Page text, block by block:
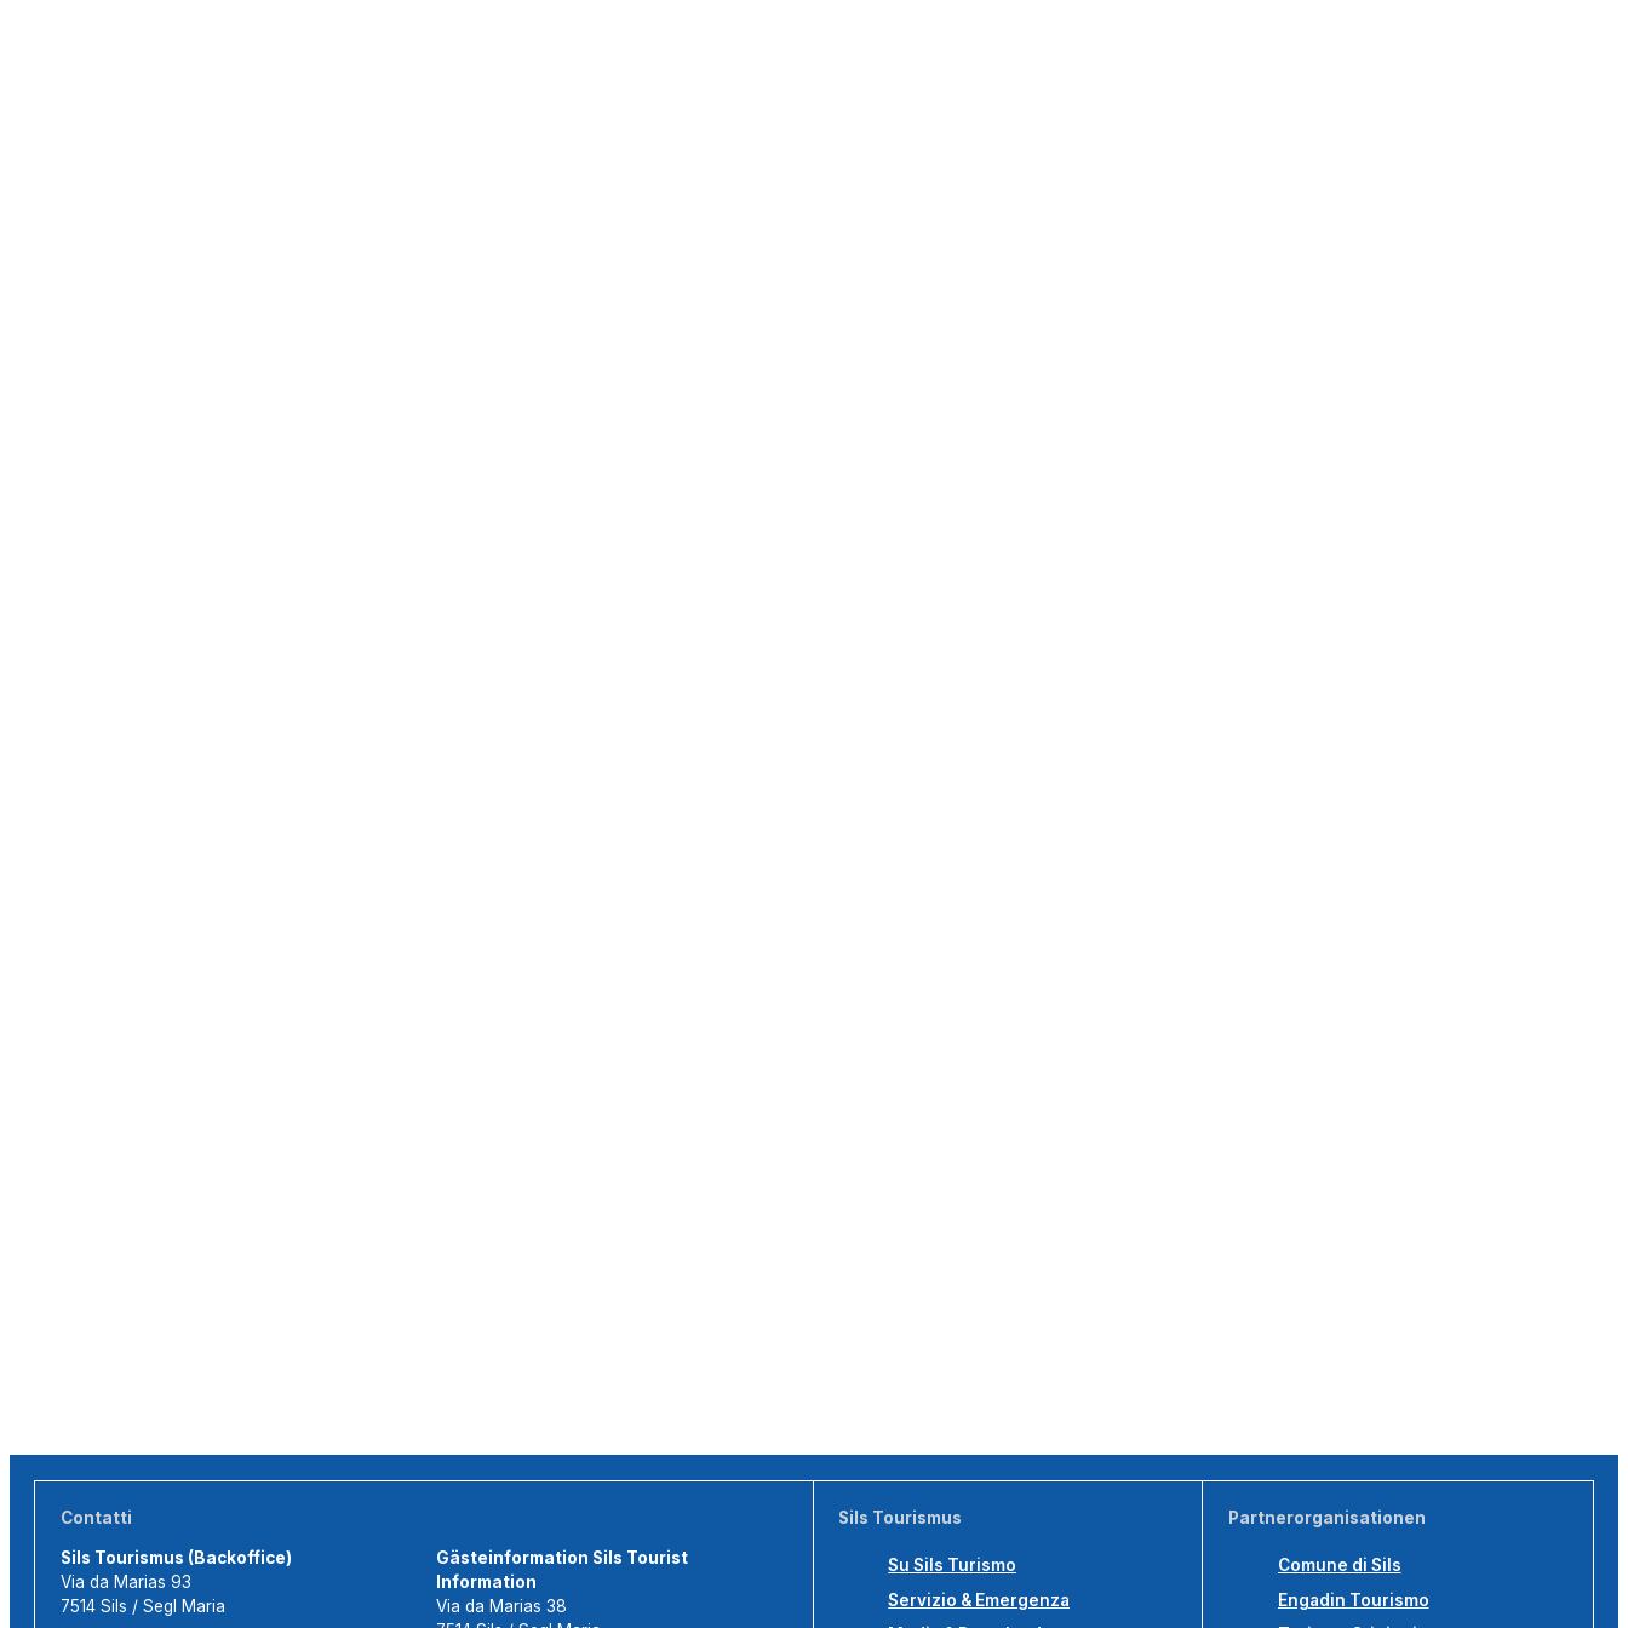
Contatti
Sils Tourismus (Backoffice)
Via da Marias 93
7514 Sils / Segl Maria
Gästeinformation Sils Tourist
Information
Via da Marias 38
Sils Tourismus
Su Sils Turismo
Servizio & Emergenza
Partnerorganisationen
Comune di Sils
Engadin Tourismo